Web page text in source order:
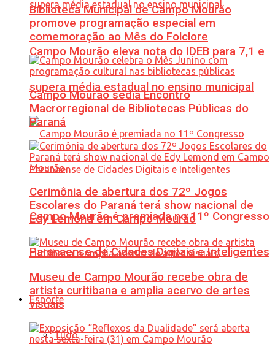
Campo Mourão eleva nota do IDEB para 7,1 e
supera média estadual no ensino municipal
Campo Mourão é premiada no 11º Congresso
Paranaense de Cidades Digitais e Inteligentes
Esporte
Tudo
Biblioteca Municipal de Campo Mourão
promove programação especial em
comemoração ao Mês do Folclore
Campo Mourão sedia Encontro
Macrorregional de Bibliotecas Públicas do
Paraná
Cerimônia de abertura dos 72º Jogos
Escolares do Paraná terá show nacional de
Edy Lemond em Campo Mourão
Museu de Campo Mourão recebe obra de
artista curitibana e amplia acervo de artes
visuais